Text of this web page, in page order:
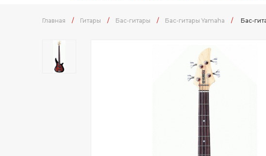
Главная / Гитары / Бас-гитары / Бас-гитары Yamaha / Бас-